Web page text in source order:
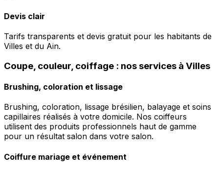
Devis clair
Tarifs transparents et devis gratuit pour les habitants de
Villes et du Ain.
Coupe, couleur, coiffage : nos services à Villes
Brushing, coloration et lissage
Brushing, coloration, lissage brésilien, balayage et soins
capillaires réalisés à votre domicile. Nos coiffeurs
utilisent des produits professionnels haut de gamme
pour un résultat salon dans votre salon.
Coiffure mariage et événement